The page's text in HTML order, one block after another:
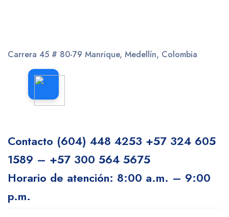
Carrera 45 # 80-79 Manrique, Medellín, Colombia
Contacto (604) 448 4253 +57 324 605
1589 – +57 300 564 5675
Horario de atención: 8:00 a.m. – 9:00
p.m.